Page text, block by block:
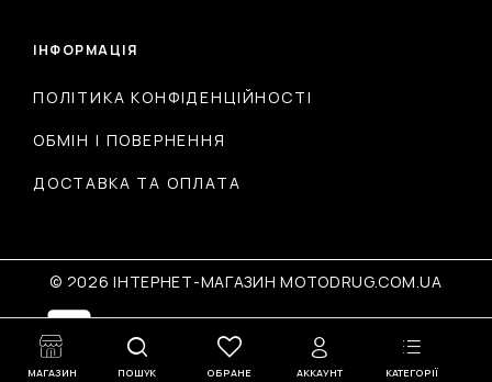
ІНФОРМАЦІЯ
ПОЛІТИКА КОНФІДЕНЦІЙНОСТІ
ОБМІН І ПОВЕРНЕННЯ
ДОСТАВКА ТА ОПЛАТА
© 2026 ІНТЕРНЕТ-МАГАЗИН MOTODRUG.COM.UA
МАГАЗИН ПОШУК ОБРАНЕ АККАУНТ КАТЕГОРІЇ
Open